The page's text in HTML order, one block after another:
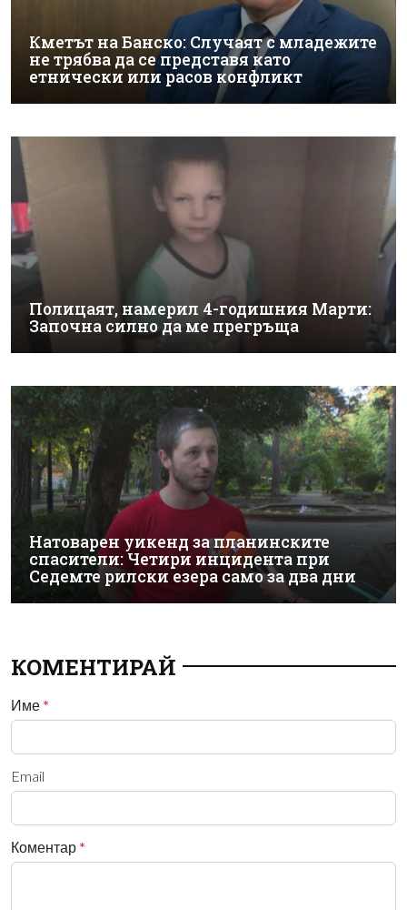
Кметът на Банско: Случаят с младежите
не трябва да се представя като
етнически или расов конфликт
Полицаят, намерил 4-годишния Марти:
Започна силно да ме прегръща
Натоварен уикенд за планинските
спасители: Четири инцидента при
Седемте рилски езера само за два дни
КОМЕНТИРАЙ
Име *
Email
Коментар *